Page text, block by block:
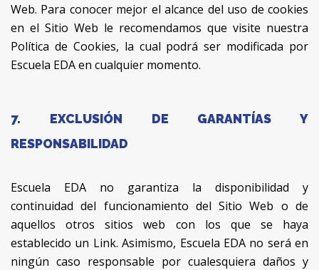
Web. Para conocer mejor el alcance del uso de cookies
en el Sitio Web le recomendamos que visite nuestra
Política de Cookies, la cual podrá ser modificada por
Escuela EDA en cualquier momento.
7. EXCLUSIÓN DE GARANTÍAS Y
RESPONSABILIDAD
Escuela EDA no garantiza la disponibilidad y
continuidad del funcionamiento del Sitio Web o de
aquellos otros sitios web con los que se haya
establecido un Link. Asimismo, Escuela EDA no será en
ningún caso responsable por cualesquiera daños y